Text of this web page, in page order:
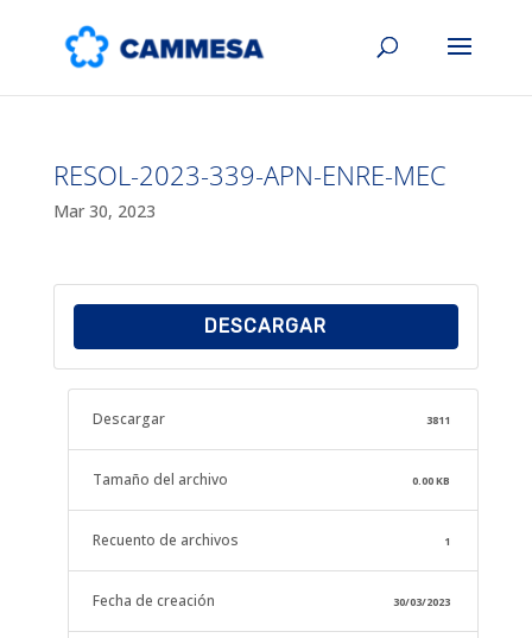
RESOL-2023-339-APN-ENRE-MEC
Mar 30, 2023
DESCARGAR
Descargar 3811
Tamaño del archivo 0.00 KB
Recuento de archivos 1
Fecha de creación 30/03/2023